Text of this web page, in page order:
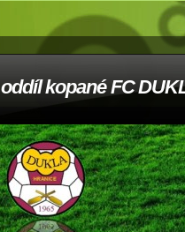
oddíl kopané FC